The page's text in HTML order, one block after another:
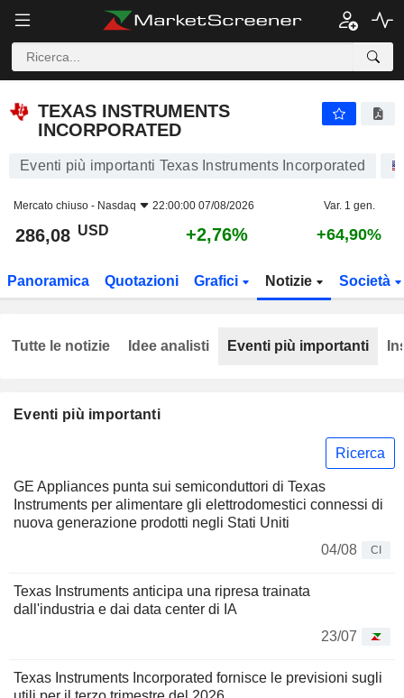
TEXAS INSTRUMENTS
INCORPORATED
Eventi più importanti Texas Instruments Incorporated
Mercato chiuso - Nasdaq 22:00:00 07/08/2026 Var. 1 gen.
286,08 USD +2,76% +64,90%
Panoramica Quotazioni Grafici Notizie Società
Eventi più importanti
Ricerca
GE Appliances punta sui semiconduttori di Texas
Instruments per alimentare gli elettrodomestici connessi di
nuova generazione prodotti negli Stati Uniti
04/08
CI
Texas Instruments anticipa una ripresa trainata
dall'industria e dai data center di IA
23/07
Texas Instruments Incorporated fornisce le previsioni sugli
Tutte le notizie Idee analisti Eventi più importanti